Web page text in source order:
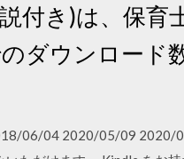
付き)は、保育
ダウンロード
06/04 2020/05/09 2020/